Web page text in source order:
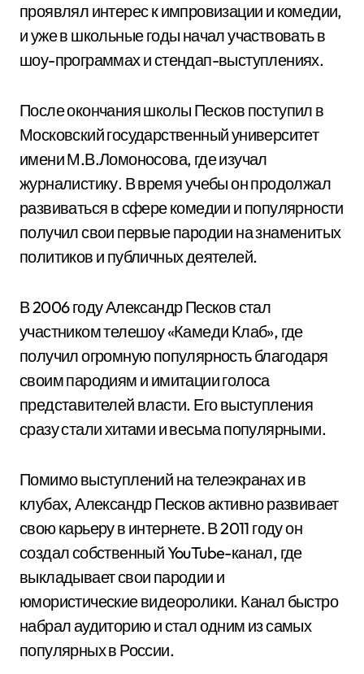
проявлял интерес к импровизации и комедии,
и уже в школьные годы начал участвовать в
шоу-программах и стендап-выступлениях.
После окончания школы Песков поступил в
Московский государственный университет
имени М.В.Ломоносова, где изучал
журналистику. В время учебы он продолжал
развиваться в сфере комедии и популярности
получил свои первые пародии на знаменитых
политиков и публичных деятелей.
В 2006 году Александр Песков стал
участником телешоу «Камеди Клаб», где
получил огромную популярность благодаря
своим пародиям и имитации голоса
представителей власти. Его выступления
сразу стали хитами и весьма популярными.
Помимо выступлений на телеэкранах и в
клубах, Александр Песков активно развивает
свою карьеру в интернете. В 2011 году он
создал собственный YouTube-канал, где
выкладывает свои пародии и
юмористические видеоролики. Канал быстро
набрал аудиторию и стал одним из самых
популярных в России.